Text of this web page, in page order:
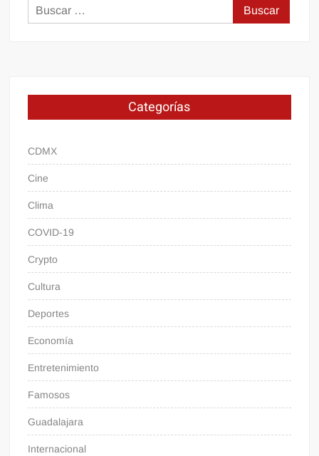
Buscar:
Categorías
CDMX
Cine
Clima
COVID-19
Crypto
Cultura
Deportes
Economía
Entretenimiento
Famosos
Guadalajara
Internacional